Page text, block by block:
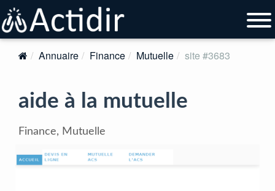
Annuaire Finance Mutuelle site #3683
aide à la mutuelle
Finance, Mutuelle